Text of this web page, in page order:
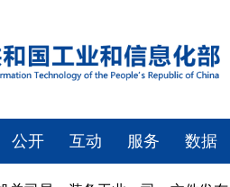
公开 互动 服务 数据